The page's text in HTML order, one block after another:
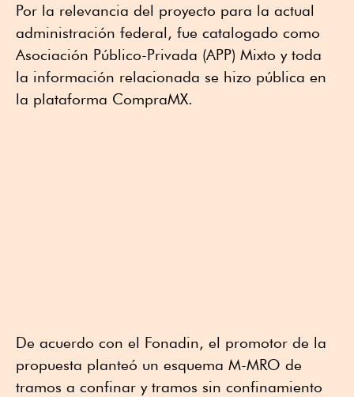
Por la relevancia del proyecto para la actual
administración federal, fue catalogado como
Asociación Público-Privada (APP) Mixto y toda
la información relacionada se hizo pública en
la plataforma CompraMX.
De acuerdo con el Fonadin, el promotor de la
propuesta planteó un esquema M-MRO de
tramos a confinar y tramos sin confinamiento